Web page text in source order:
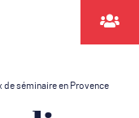
de séminaire en Provence